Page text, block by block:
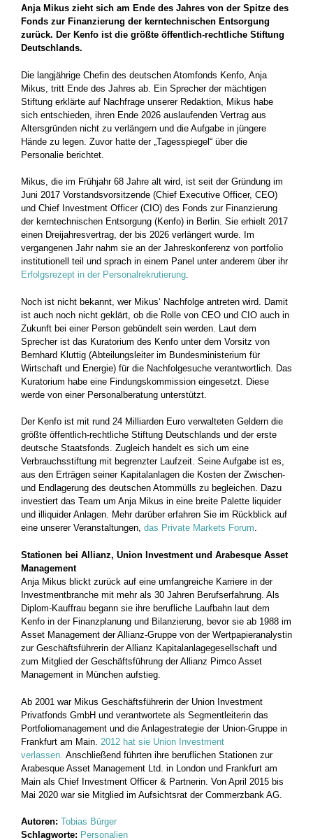
Anja Mikus zieht sich am Ende des Jahres von der Spitze des
Fonds zur Finanzierung der kerntechnischen Entsorgung
zurück. Der Kenfo ist die größte öffentlich-rechtliche Stiftung
Deutschlands.
Die langjährige Chefin des deutschen Atomfonds Kenfo, Anja
Mikus, tritt Ende des Jahres ab. Ein Sprecher der mächtigen
Stiftung erklärte auf Nachfrage unserer Redaktion, Mikus habe
sich entschieden, ihren Ende 2026 auslaufenden Vertrag aus
Altersgründen nicht zu verlängern und die Aufgabe in jüngere
Hände zu legen. Zuvor hatte der „Tagesspiegel“ über die
Personalie berichtet.
Mikus, die im Frühjahr 68 Jahre alt wird, ist seit der Gründung im
Juni 2017 Vorstandsvorsitzende (Chief Executive Officer, CEO)
und Chief Investment Officer (CIO) des Fonds zur Finanzierung
der kerntechnischen Entsorgung (Kenfo) in Berlin. Sie erhielt 2017
einen Dreijahresvertrag, der bis 2026 verlängert wurde. Im
vergangenen Jahr nahm sie an der Jahreskonferenz von portfolio
institutionell teil und sprach in einem Panel unter anderem über ihr
Erfolgsrezept in der Personalrekrutierung.
Noch ist nicht bekannt, wer Mikus‘ Nachfolge antreten wird. Damit
ist auch noch nicht geklärt, ob die Rolle von CEO und CIO auch in
Zukunft bei einer Person gebündelt sein werden. Laut dem
Sprecher ist das Kuratorium des Kenfo unter dem Vorsitz von
Bernhard Kluttig (Abteilungsleiter im Bundesministerium für
Wirtschaft und Energie) für die Nachfolgesuche verantwortlich. Das
Kuratorium habe eine Findungskommission eingesetzt. Diese
werde von einer Personalberatung unterstützt.
Der Kenfo ist mit rund 24 Milliarden Euro verwalteten Geldern die
größte öffentlich-rechtliche Stiftung Deutschlands und der erste
deutsche Staatsfonds. Zugleich handelt es sich um eine
Verbrauchsstiftung mit begrenzter Laufzeit. Seine Aufgabe ist es,
aus den Erträgen seiner Kapitalanlagen die Kosten der Zwischen-
und Endlagerung des deutschen Atommülls zu begleichen. Dazu
investiert das Team um Anja Mikus in eine breite Palette liquider
und illiquider Anlagen. Mehr darüber erfahren Sie im Rückblick auf
eine unserer Veranstaltungen, das Private Markets Forum.
Stationen bei Allianz, Union Investment und Arabesque Asset
Management
Anja Mikus blickt zurück auf eine umfangreiche Karriere in der
Investmentbranche mit mehr als 30 Jahren Berufserfahrung. Als
Diplom-Kauffrau begann sie ihre berufliche Laufbahn laut dem
Kenfo in der Finanzplanung und Bilanzierung, bevor sie ab 1988 im
Asset Management der Allianz-Gruppe von der Wertpapieranalystin
zur Geschäftsführerin der Allianz Kapitalanlagegesellschaft und
zum Mitglied der Geschäftsführung der Allianz Pimco Asset
Management in München aufstieg.
Ab 2001 war Mikus Geschäftsführerin der Union Investment
Privatfonds GmbH und verantwortete als Segmentleiterin das
Portfoliomanagement und die Anlagestrategie der Union-Gruppe in
Frankfurt am Main. 2012 hat sie Union Investment
verlassen. Anschließend führten ihre beruflichen Stationen zur
Arabesque Asset Management Ltd. in London und Frankfurt am
Main als Chief Investment Officer & Partnerin. Von April 2015 bis
Mai 2020 war sie Mitglied im Aufsichtsrat der Commerzbank AG.
Autoren: Tobias Bürger
Schlagworte: Personalien